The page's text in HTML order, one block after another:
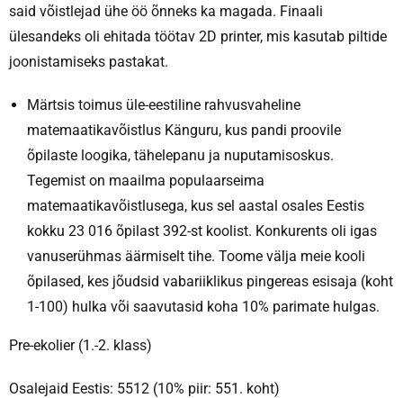
said võistlejad ühe öö õnneks ka magada. Finaali
ülesandeks oli ehitada töötav 2D printer, mis kasutab piltide
joonistamiseks pastakat.
Märtsis toimus üle-eestiline rahvusvaheline
matemaatikavõistlus Känguru, kus pandi proovile
õpilaste loogika, tähelepanu ja nuputamisoskus.
Tegemist on maailma populaarseima
matemaatikavõistlusega, kus sel aastal osales Eestis
kokku 23 016 õpilast 392-st koolist. Konkurents oli igas
vanuserühmas äärmiselt tihe. Toome välja meie kooli
õpilased, kes jõudsid vabariiklikus pingereas esisaja (koht
1-100) hulka või saavutasid koha 10% parimate hulgas.
Pre-ekolier (1.-2. klass)
Osalejaid Eestis: 5512 (10% piir: 551. koht)